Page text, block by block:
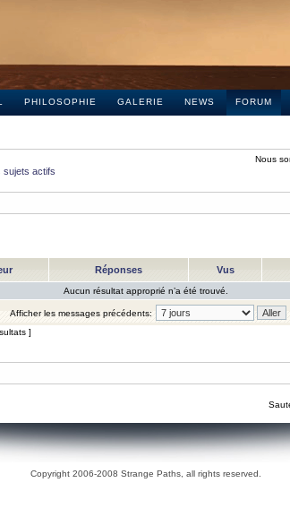
PHILOSOPHIE GALERIE NEWS FORUM
Nous
sujets actifs
Réponses Vus
Aucun résultat approprié n’a été trouvé.
Afficher les messages précédents:
]
Copyright 2006-2008 Strange Paths, all rights reserved.